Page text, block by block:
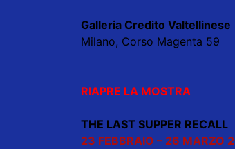
Galleria Credito Valtellinese
Milano, Corso Magenta 59
RIAPRE LA MOSTRA
THE LAST SUPPER RECALL
23 FEBBRAIO – 26 MARZO